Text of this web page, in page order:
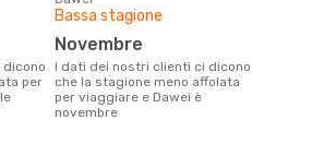
per
Bassa stagione
novembre
I dati dei nostri clienti ci dicono
che la stagione meno affolata
per viaggiare e Dawei è
novembre